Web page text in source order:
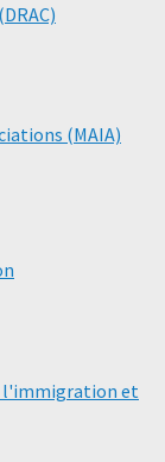
(MAIA)
l'immigration et